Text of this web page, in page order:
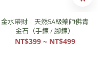
金水帶財｜天然5A級藥師佛青
金石（手鍊 / 腳鍊）
NT$399 ~ NT$499